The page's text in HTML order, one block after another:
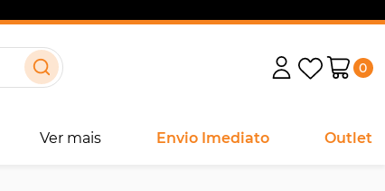
0
Ver mais Envio Imediato Outlet